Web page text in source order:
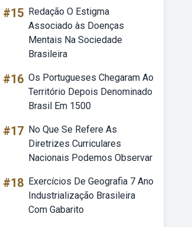
#15 Redação O Estigma
Associado às Doenças
Mentais Na Sociedade
Brasileira
#16 Os Portugueses Chegaram Ao
Território Depois Denominado
Brasil Em 1500
#17 No Que Se Refere As
Diretrizes Curriculares
Nacionais Podemos Observar
#18 Exercícios De Geografia 7 Ano
Industrialização Brasileira
Com Gabarito